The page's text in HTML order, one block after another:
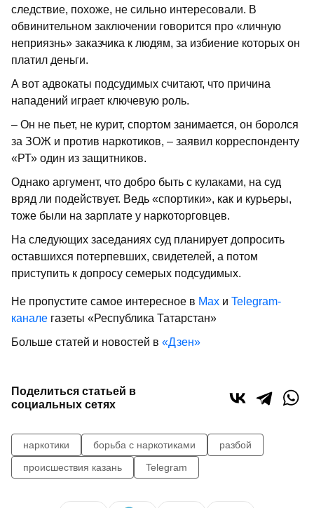
следствие, похоже, не сильно интересовали. В
обвинительном заключении говорится про «личную
неприязнь» заказчика к людям, за избиение которых он
платил деньги.
А вот адвокаты подсудимых считают, что причина
нападений играет ключевую роль.
– Он не пьет, не курит, спортом занимается, он боролся
за ЗОЖ и против наркотиков, – заявил корреспонденту
«РТ» один из защитников.
Однако аргумент, что добро быть с кулаками, на суд
вряд ли подействует. Ведь «спортики», как и курьеры,
тоже были на зарплате у наркоторговцев.
На следующих заседаниях суд планирует допросить
оставшихся потерпевших, свидетелей, а потом
приступить к допросу семерых подсудимых.
Не пропустите самое интересное в Max и Telegram-
канале газеты «Республика Татарстан»
Больше статей и новостей в «Дзен»
Поделиться статьей в
социальных сетях
наркотики борьба с наркотиками
разбой
происшествия казань
Telegram